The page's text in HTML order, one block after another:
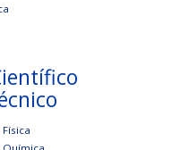
Física